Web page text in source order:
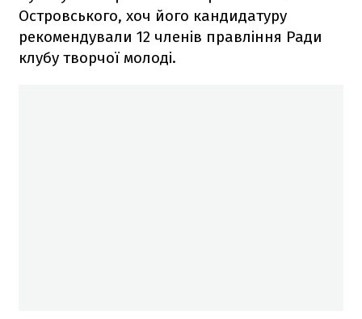
Островського, хоч його кандидатуру
рекомендували 12 членів правління Ради
клубу творчої молоді.